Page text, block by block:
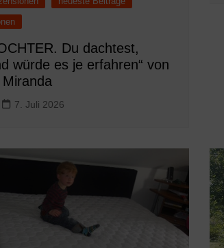
Du dachtest,
würde es je erfahren“ von
7. Juli 2026